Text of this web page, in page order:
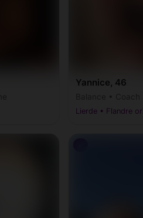
Yannice, 46
Lierde • Flandre